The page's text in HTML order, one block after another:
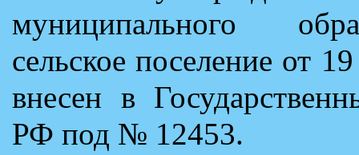
муниципального
сельское поселение от
внесен в
РФ под № 12453.